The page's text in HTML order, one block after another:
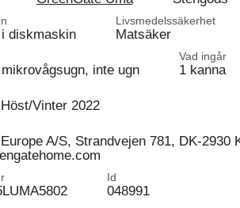
diskmaskin
Livsmedelssäkerhet
Matsäker
inte ugn
Vad ingår
1 kanna
Vinter 2022
A/S, Strandvejen 781, DK-2930
Id
048991